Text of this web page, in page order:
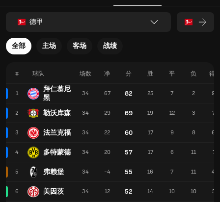
德甲
全部 主场 客场 战绩
# 球队
1
拜仁慕尼
黑
2 勒沃库森
3 法兰克福
4 多特蒙德
5 弗赖堡
6 美因茨
场数 净 分 胜 平 负 得
34 67 82 25 7 2 99
34 29 69 19 12 3 72
34 22 60 17 9 8 68
34 20 57 17 6 11 71
34 -4 55 16 7 11 49
34 12 52 14 10 10 55